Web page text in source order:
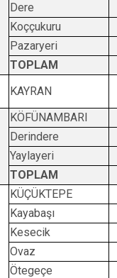
Dere
Koççukuru
Pazaryeri
TOPLAM
KAYRAN
KÖFÜNAMBARI
Derindere
Yaylayeri
TOPLAM
KÜÇÜKTEPE
Kayabaşı
Kesecik
Ovaz
Ötegeçe